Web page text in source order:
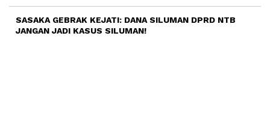
SASAKA GEBRAK KEJATI: DANA SILUMAN DPRD NTB
JANGAN JADI KASUS SILUMAN!